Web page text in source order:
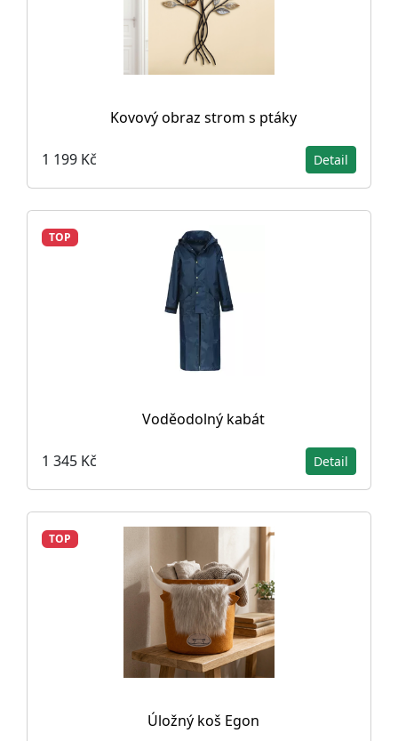
Kovový obraz strom s ptáky
1 199 Kč Detail
TOP
Voděodolný kabát
1 345 Kč Detail
TOP
Úložný koš Egon